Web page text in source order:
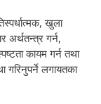
खुला
अर्थतन्त्र गर्न,
कायम गर्न तथा
गरिनुपर्ने लगायतका